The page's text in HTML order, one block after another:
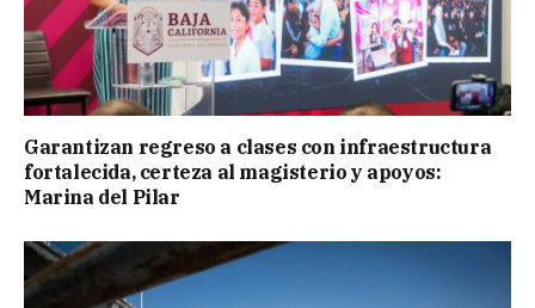
Garantizan regreso a clases con infraestructura
fortalecida, certeza al magisterio y apoyos:
Marina del Pilar